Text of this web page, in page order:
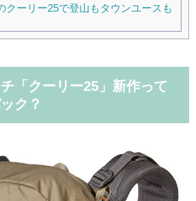
クーリー25で登山もタウンユースも
「クーリー25」新作って
ク？